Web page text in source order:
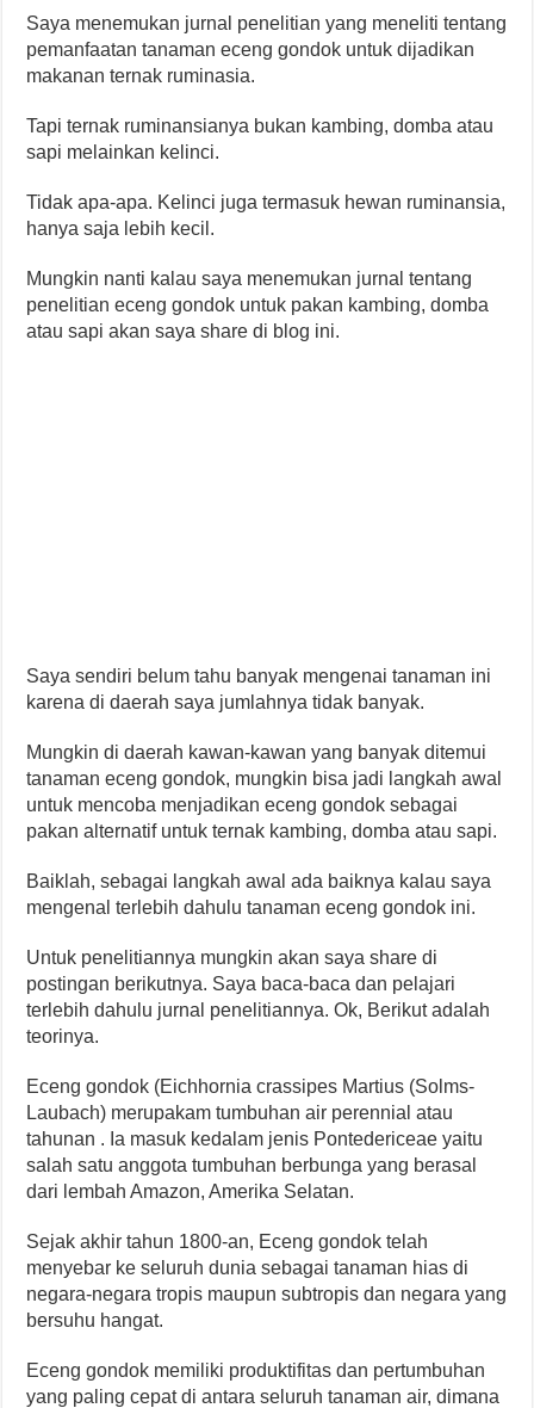
Saya menemukan jurnal penelitian yang meneliti tentang
pemanfaatan tanaman eceng gondok untuk dijadikan
makanan ternak ruminasia.
Tapi ternak ruminansianya bukan kambing, domba atau
sapi melainkan kelinci.
Tidak apa-apa. Kelinci juga termasuk hewan ruminansia,
hanya saja lebih kecil.
Mungkin nanti kalau saya menemukan jurnal tentang
penelitian eceng gondok untuk pakan kambing, domba
atau sapi akan saya share di blog ini.
Saya sendiri belum tahu banyak mengenai tanaman ini
karena di daerah saya jumlahnya tidak banyak.
Mungkin di daerah kawan-kawan yang banyak ditemui
tanaman eceng gondok, mungkin bisa jadi langkah awal
untuk mencoba menjadikan eceng gondok sebagai
pakan alternatif untuk ternak kambing, domba atau sapi.
Baiklah, sebagai langkah awal ada baiknya kalau saya
mengenal terlebih dahulu tanaman eceng gondok ini.
Untuk penelitiannya mungkin akan saya share di
postingan berikutnya. Saya baca-baca dan pelajari
terlebih dahulu jurnal penelitiannya. Ok, Berikut adalah
teorinya.
Eceng gondok (Eichhornia crassipes Martius (Solms-
Laubach) merupakam tumbuhan air perennial atau
tahunan . Ia masuk kedalam jenis Pontedericeae yaitu
salah satu anggota tumbuhan berbunga yang berasal
dari lembah Amazon, Amerika Selatan.
Sejak akhir tahun 1800-an, Eceng gondok telah
menyebar ke seluruh dunia sebagai tanaman hias di
negara-negara tropis maupun subtropis dan negara yang
bersuhu hangat.
Eceng gondok memiliki produktifitas dan pertumbuhan
yang paling cepat di antara seluruh tanaman air, dimana